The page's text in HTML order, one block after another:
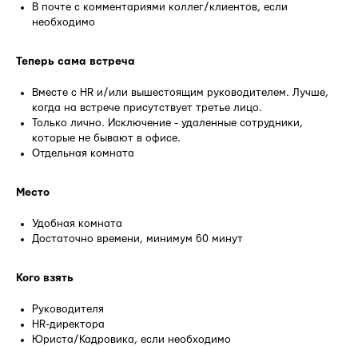
В почте с комментариями коллег/клиентов, если
необходимо
Теперь сама встреча
Вместе с HR и/или вышестоящим руководителем. Лучше,
когда на встрече присутствует третье лицо.
Только лично. Исключение - удаленные сотрудники,
которые не бывают в офисе.
Отдельная комната
Место
Удобная комната
Достаточно времени, минимум 60 минут
Кого взять
Руководителя
HR-директора
Юриста/Кадровика, если необходимо